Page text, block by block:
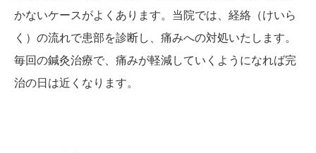
かないケースがよくあります。当院では、経絡（けいら
く）の流れで患部を診断し、痛みへの対処いたします。
毎回の鍼灸治療で、痛みが軽減していくようになれば完
治の日は近くなります。